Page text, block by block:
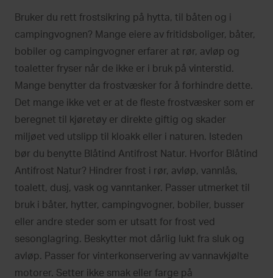
Bruker du rett frostsikring på hytta, til båten og i
campingvognen? Mange eiere av fritidsboliger, båter,
bobiler og campingvogner erfarer at rør, avløp og
toaletter fryser når de ikke er i bruk på vinterstid.
Mange benytter da frostvæsker for å forhindre dette.
Det mange ikke vet er at de fleste frostvæsker som er
beregnet til kjøretøy er direkte giftig og skader
miljøet ved utslipp til kloakk eller i naturen. Isteden
bør du benytte Blåtind Antifrost Natur. Hvorfor Blåtind
Antifrost Natur? Hindrer frost i rør, avløp, vannlås,
toalett, dusj, vask og vanntanker. Passer utmerket til
bruk i båter, hytter, campingvogner, bobiler, busser
eller andre steder som er utsatt for frost ved
sesonglagring. Beskytter mot dårlig lukt fra sluk og
avløp. Passer for vinterkonservering av vannavkjølte
motorer. Setter ikke smak eller farge på